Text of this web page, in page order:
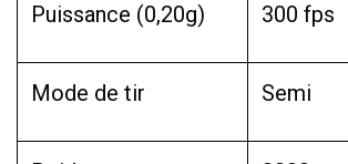
Puissance (0,20g) 300 fps
Mode de tir Semi